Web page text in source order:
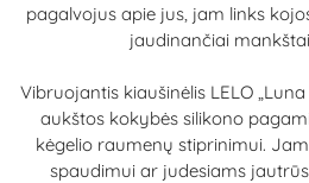
pagalvojus apie jus, jam links
jaudinančiai
Vibruojantis kiaušinėlis LELO
aukštos kokybės silikono
kėgelio raumenų stiprinimui.
spaudimui ar judesiams